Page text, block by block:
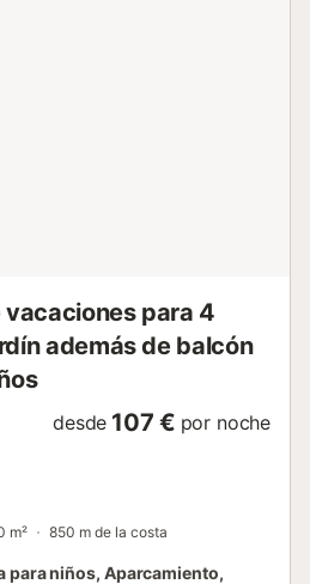
para 4
además de balcón
desde 107 € por noche
m² 850 m de la costa
para niños, Aparcamiento,